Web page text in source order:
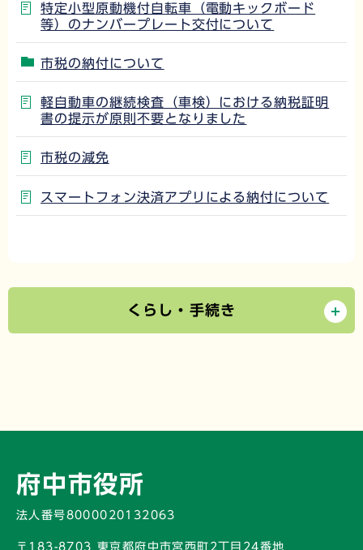
特定小型原動機付自転車（電動キックボード
等）のナンバープレート交付について
市税の納付について
軽自動車の継続検査（車検）における納税証明
書の提示が原則不要となりました
市税の減免
スマートフォン決済アプリによる納付について
くらし・手続き
府中市役所
法人番号8000020132063
〒183-8703 東京都府中市宮西町2丁目24番地